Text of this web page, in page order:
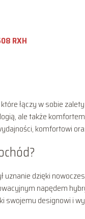
RXH
łączy w sobie
ale także
komfortowi
dzięki
napędem
swojemu designowi i